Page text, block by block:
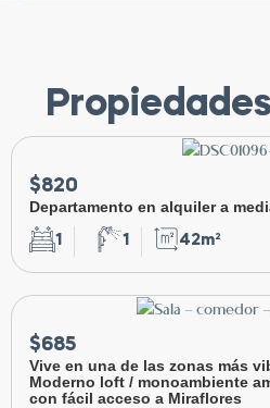
$820
Departamento en alquiler a
1 1 42m²
$685
Vive en una de las zonas más
Moderno loft / monoambiente
con fácil acceso a Miraflores